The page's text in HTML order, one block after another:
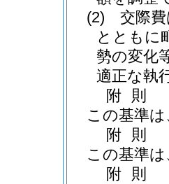
(2) 交際費
とともに
勢の変化
適正な執
附 則
この基準
附 則
この基準
附 則